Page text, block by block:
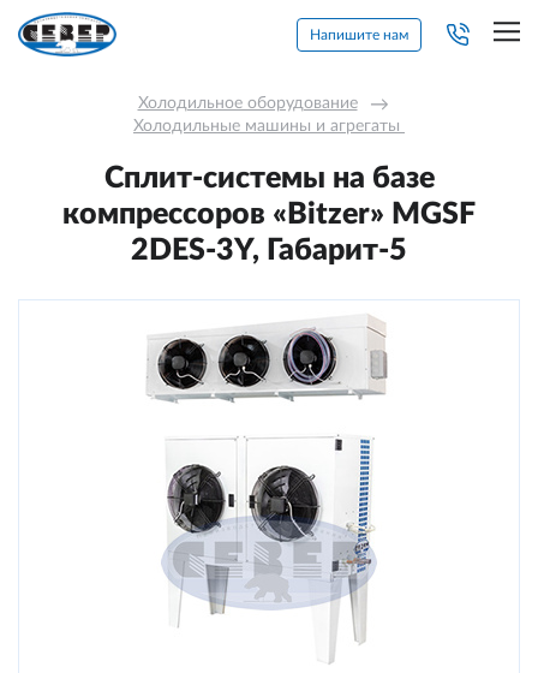
Напишите нам
Холодильное оборудование →
Холодильные машины и агрегаты
Сплит-системы на базе
компрессоров «Bitzer» MGSF
2DES-3Y, Габарит-5